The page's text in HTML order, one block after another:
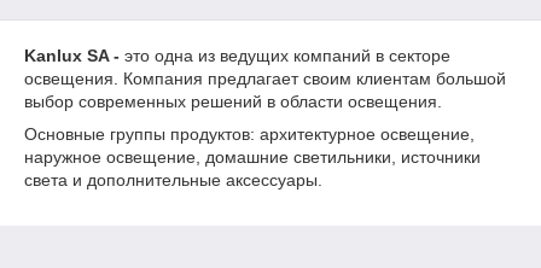
Kanlux SA - это одна из ведущих компаний в секторе
освещения. Компания предлагает своим клиентам большой
выбор современных решений в области освещения.
Основные группы продуктов: архитектурное освещение,
наружное освещение, домашние светильники, источники
света и дополнительные аксессуары.